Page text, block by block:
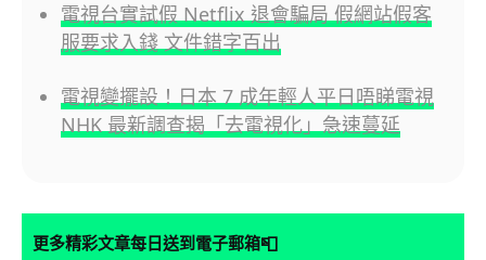
電視台實試假 Netflix 退會騙局 假網站假客
服要求入錢 文件錯字百出
電視變擺設！日本 7 成年輕人平日唔睇電視
NHK 最新調查揭「去電視化」急速蔓延
更多精彩文章每日送到電子郵箱📮